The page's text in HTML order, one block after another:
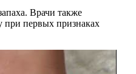
Врачи также
при первых признаках